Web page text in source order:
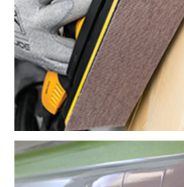
HIONTA